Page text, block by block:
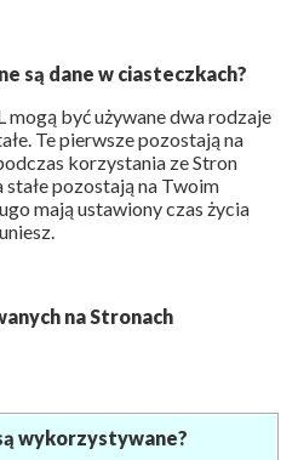
są dane w ciasteczkach?
mogą być używane dwa rodzaje
Te pierwsze pozostają na
korzystania ze Stron
pozostają na Twoim
mają ustawiony czas życia
na Stronach
wykorzystywane?